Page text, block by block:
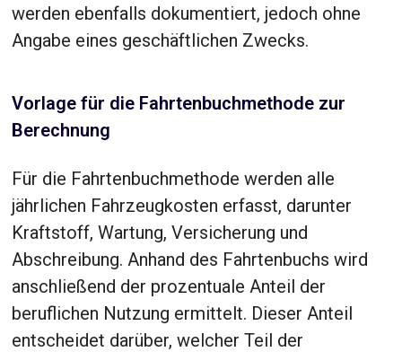
werden ebenfalls dokumentiert, jedoch ohne
Angabe eines geschäftlichen Zwecks.
Vorlage für die Fahrtenbuchmethode zur
Berechnung
Für die Fahrtenbuchmethode werden alle
jährlichen Fahrzeugkosten erfasst, darunter
Kraftstoff, Wartung, Versicherung und
Abschreibung. Anhand des Fahrtenbuchs wird
anschließend der prozentuale Anteil der
beruflichen Nutzung ermittelt. Dieser Anteil
entscheidet darüber, welcher Teil der